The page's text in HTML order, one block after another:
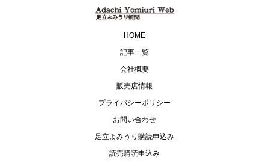
HOME
記事一覧
会社概要
販売店情報
プライバシーポリシー
お問い合わせ
足立よみうり購読申込み
読売購読申込み